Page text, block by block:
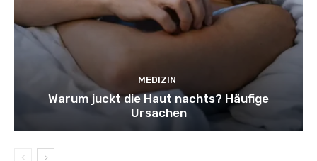
MEDIZIN
Warum juckt die Haut nachts? Häufige
Ursachen